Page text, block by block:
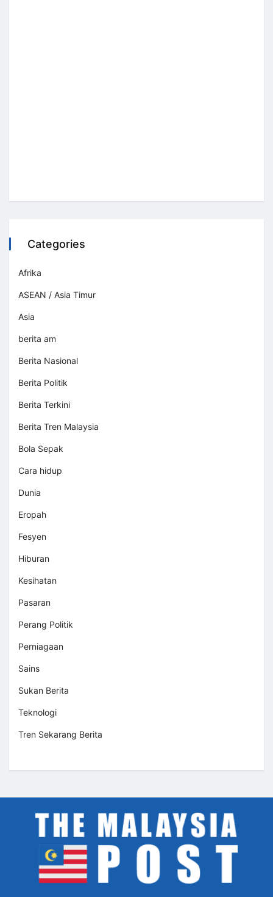
Categories
Afrika
ASEAN / Asia Timur
Asia
berita am
Berita Nasional
Berita Politik
Berita Terkini
Berita Tren Malaysia
Bola Sepak
Cara hidup
Dunia
Eropah
Fesyen
Hiburan
Kesihatan
Pasaran
Perang Politik
Perniagaan
Sains
Sukan Berita
Teknologi
Tren Sekarang Berita